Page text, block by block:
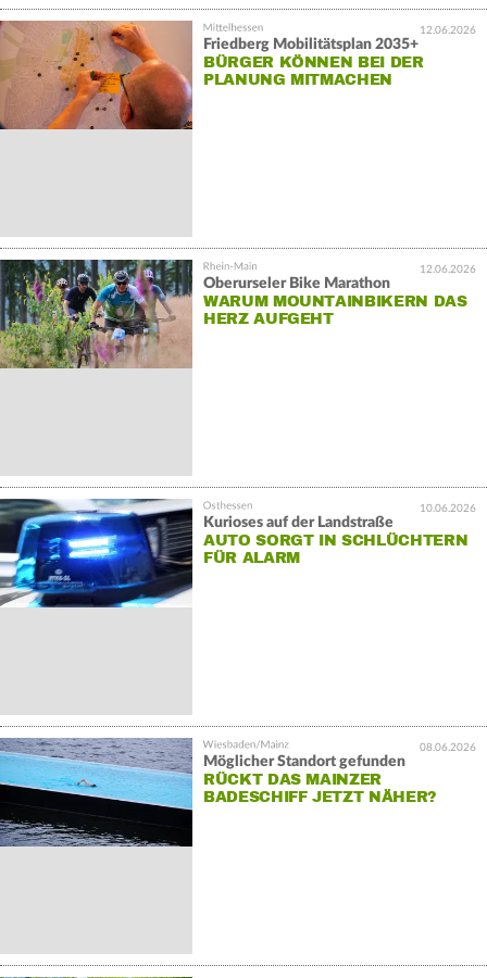
12.06.2026
Friedberg Mobilitätsplan 2035+
BÜRGER KÖNNEN BEI DER
PLANUNG MITMACHEN
12.06.2026
Oberurseler Bike Marathon
WARUM MOUNTAINBIKERN DAS
HERZ AUFGEHT
10.06.2026
Kurioses auf der Landstraße
AUTO SORGT IN SCHLÜCHTERN
FÜR ALARM
08.06.2026
Möglicher Standort gefunden
RÜCKT DAS MAINZER
BADESCHIFF JETZT NÄHER?